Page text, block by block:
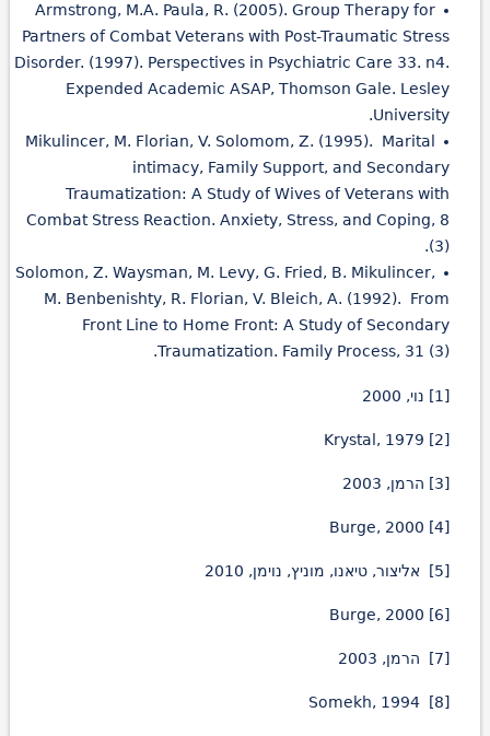
Armstrong, M.A. Paula, R. (2005). Group Therapy for
Partners of Combat Veterans with Post-Traumatic Stress
Disorder. (1997). Perspectives in Psychiatric Care 33. n4.
Expended Academic ASAP, Thomson Gale. Lesley
University.
Mikulincer, M. Florian, V. Solomom, Z. (1995). Marital
intimacy, Family Support, and Secondary
Traumatization: A Study of Wives of Veterans with
Combat Stress Reaction. Anxiety, Stress, and Coping, 8
(3).
Solomon, Z. Waysman, M. Levy, G. Fried, B. Mikulincer,
M. Benbenishty, R. Florian, V. Bleich, A. (1992). From
Front Line to Home Front: A Study of Secondary
Traumatization. Family Process, 31 (3).
[1] נוי, 2000
[2] Krystal, 1979
[3] הרמן, 2003
[4] Burge, 2000
[5] אליצור, טיאנו, מוניץ, נוימן, 2010
[6] Burge, 2000
[7] הרמן, 2003
[8] Somekh, 1994